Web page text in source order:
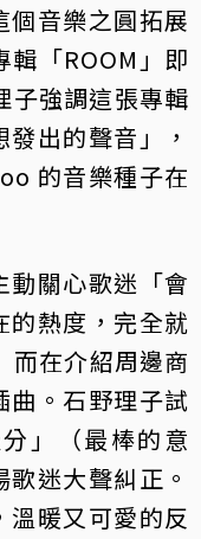
個音樂之圓拓展
「ROOM」即
子強調這張專輯
出的聲音」，
的音樂種子在
動關心歌迷「會
的熱度，完全就
而在介紹周邊商
曲。石野理子試
」（最棒的意
迷大聲糾正。
溫暖又可愛的反